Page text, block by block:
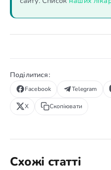
Поділитися:
Facebook Telegram
X Скопіювати
Схожі статті